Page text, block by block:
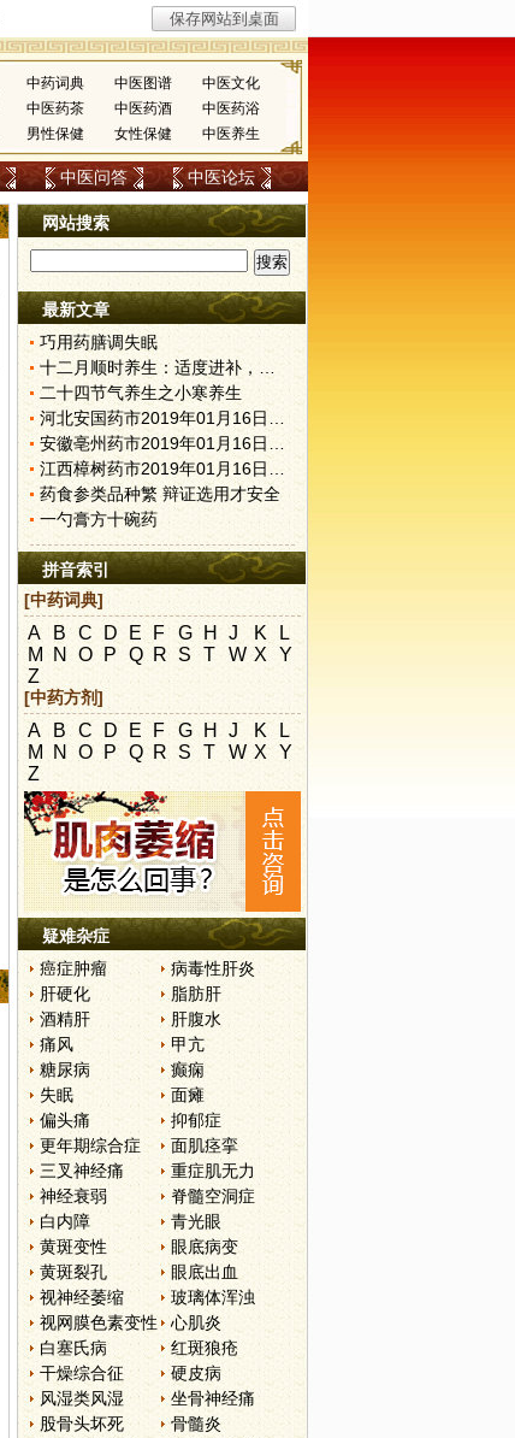
中药词典 中医图谱
中医文化
中医药茶 中医药酒
中医药浴
男性保健 女性保健 中医养生
中医问答 中医论坛
网站搜索
最新文章
巧用药膳调失眠
十二月顺时养生：适度进补，动静结合
二十四节气养生之小寒养生
河北安国药市2019年01月16日快讯
安徽亳州药市2019年01月16日快讯
江西樟树药市2019年01月16日快讯
药食参类品种繁 辩证选用才安全
一勺膏方十碗药
拼音索引
[中药词典]
A B C D E F G H J K
L
M N O P Q R S T W X
Y
Z
[中药方剂]
A B C D E F G H J K
L
M N O P Q R S T W X
Y
Z
疑难杂症
癌症肿瘤
病毒性肝炎
肝硬化
脂肪肝
酒精肝
肝腹水
痛风
甲亢
糖尿病
癫痫
失眠
面瘫
偏头痛
抑郁症
更年期综合症
面肌痉挛
三叉神经痛
重症肌无力
神经衰弱
脊髓空洞症
白内障
青光眼
黄斑变性
眼底病变
黄斑裂孔
眼底出血
视神经萎缩
玻璃体浑浊
视网膜色素变性
心肌炎
白塞氏病
红斑狼疮
干燥综合征
硬皮病
风湿类风湿
坐骨神经痛
股骨头坏死
骨髓炎